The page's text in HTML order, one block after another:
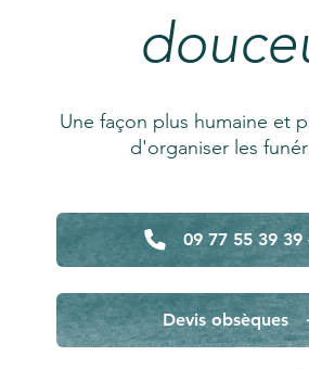
Une façon plus humaine et
d'organiser les
09 77 55 39 39
Devis obsèques